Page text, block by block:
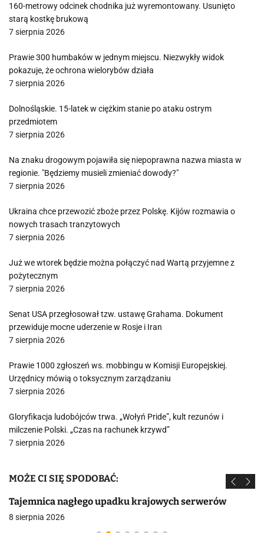
160-metrowy odcinek chodnika już wyremontowany. Usunięto
starą kostkę brukową
7 sierpnia 2026
Prawie 300 humbaków w jednym miejscu. Niezwykły widok
pokazuje, że ochrona wielorybów działa
7 sierpnia 2026
Dolnośląskie. 15-latek w ciężkim stanie po ataku ostrym
przedmiotem
7 sierpnia 2026
Na znaku drogowym pojawiła się niepoprawna nazwa miasta w
regionie. "Będziemy musieli zmieniać dowody?"
7 sierpnia 2026
Ukraina chce przewozić zboże przez Polskę. Kijów rozmawia o
nowych trasach tranzytowych
7 sierpnia 2026
Już we wtorek będzie można połączyć nad Wartą przyjemne z
pożytecznym
7 sierpnia 2026
Senat USA przegłosował tzw. ustawę Grahama. Dokument
przewiduje mocne uderzenie w Rosje i Iran
7 sierpnia 2026
Prawie 1000 zgłoszeń ws. mobbingu w Komisji Europejskiej.
Urzędnicy mówią o toksycznym zarządzaniu
7 sierpnia 2026
Gloryfikacja ludobójców trwa. „Wołyń Pride”, kult rezunów i
milczenie Polski. „Czas na rachunek krzywd”
7 sierpnia 2026
MOŻE CI SIĘ SPODOBAĆ:
Tajemnica nagłego upadku krajowych serwerów
8 sierpnia 2026